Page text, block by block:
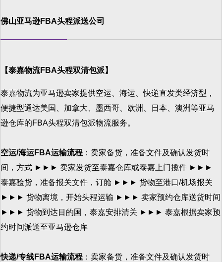
佛山亚马逊FBA头程派送公司
【泰嘉物流FBA头程双清包派】
泰嘉物流为亚马逊卖家提供空运、海运、快递直发类经济型，
便捷型通达美国、加拿大、墨西哥、欧洲、日本、澳洲等亚马
逊仓库的FBA头程双清包派物流服务。
空运/海运FBA运输流程 ：卖家备货，准备文件及确认发货时
间，方式 ►►► 卖家发货至泰嘉仓库或泰嘉上门揽件 ►►►
泰嘉验货，准备报关文件，订舱 ►►► 货物至港口/机场报关
►►► 货物离境，开始头程运输 ►►► 卖家预约仓库送货时间
►►► 货物到达目的国，泰嘉安排清关 ►►► 泰嘉根据卖家预
约时间派送至亚马逊仓库
快递/专线FBA运输流程 ：卖家备货，准备文件及确认发货时